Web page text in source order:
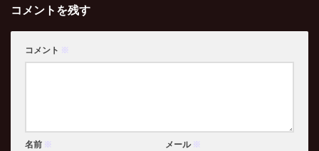
コメントを残す
コメント ※
名前 ※ メール ※